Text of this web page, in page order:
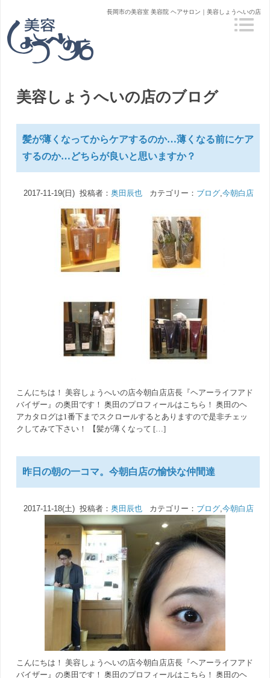
長岡市の美容室 美容院 ヘアサロン｜美容しょうへいの店
美容しょうへいの店のブログ
髪が薄くなってからケアするのか…薄くなる前にケア
するのか…どちらが良いと思いますか？
2017-11-19(日) 投稿者： 奥田辰也カテゴリー： ブログ,今朝白店
こんにちは！ 美容しょうへいの店今朝白店店長『ヘアーライフアド
バイザー』の奥田です！ 奥田のプロフィールはこちら！ 奥田のヘ
アカタログは1番下までスクロールするとありますので是非チェッ
クしてみて下さい！ 【髪が薄くなって […]
昨日の朝の一コマ。今朝白店の愉快な仲間達
2017-11-18(土) 投稿者： 奥田辰也カテゴリー： ブログ,今朝白店
こんにちは！ 美容しょうへいの店今朝白店店長『ヘアーライフアド
バイザー』の奥田です！ 奥田のプロフィールはこちら！ 奥田のヘ